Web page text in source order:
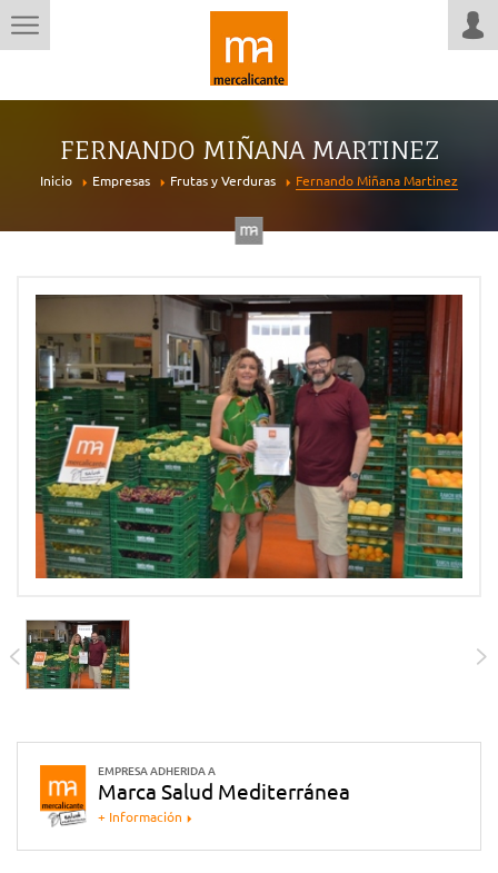
FERNANDO MIÑANA MARTINEZ
Inicio Empresas Frutas y Verduras Fernando Miñana Martinez
EMPRESA ADHERIDA A
Marca Salud Mediterránea
+ Información